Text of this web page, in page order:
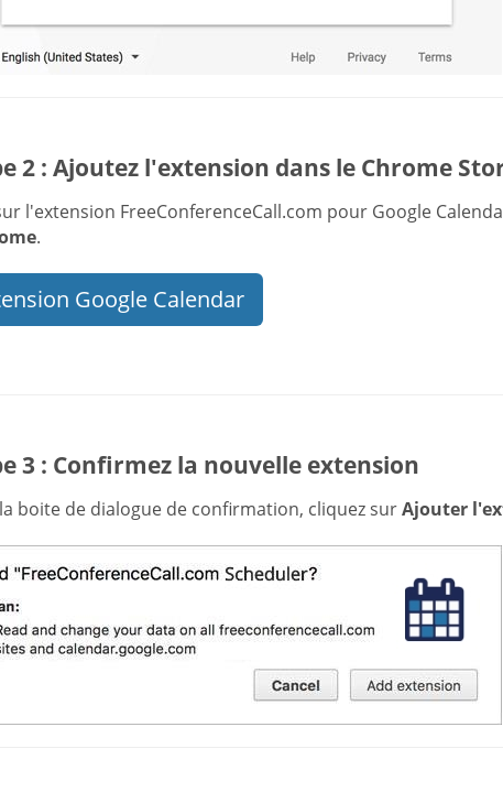
2 : Ajoutez l'extension dans le Chrome
l'extension FreeConferenceCall.com pour Google
.
Google Calendar
3 : Confirmez la nouvelle extension
boite de dialogue de confirmation, cliquez surAjouter